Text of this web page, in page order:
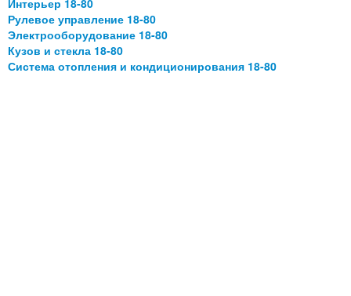
Интерьер 18-80
Рулевое управление 18-80
Электрооборудование 18-80
Кузов и стекла 18-80
Система отопления и кондиционирования 18-80